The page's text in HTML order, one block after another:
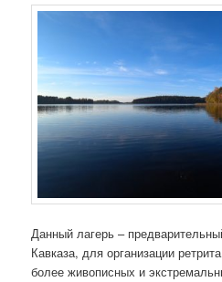
Данный лагерь –
Кавказа, для организации
более живописных и